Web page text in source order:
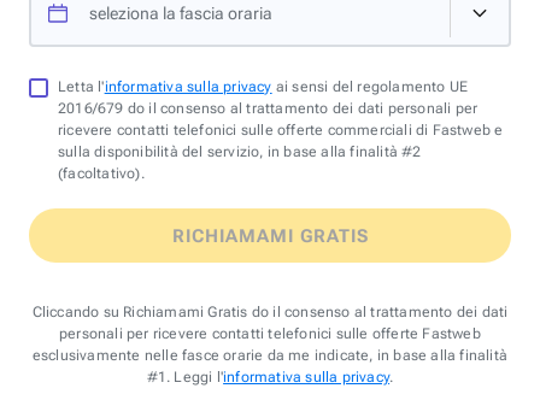
seleziona la fascia oraria
Letta l'informativa sulla privacy ai sensi del regolamento UE
2016/679 do il consenso al trattamento dei dati personali per
ricevere contatti telefonici sulle offerte commerciali di Fastweb e
sulla disponibilità del servizio, in base alla finalità #2
(facoltativo).
RICHIAMAMI GRATIS
Cliccando su Richiamami Gratis do il consenso al trattamento dei dati
personali per ricevere contatti telefonici sulle offerte Fastweb
esclusivamente nelle fasce orarie da me indicate, in base alla finalità
#1. Leggi l'informativa sulla privacy.